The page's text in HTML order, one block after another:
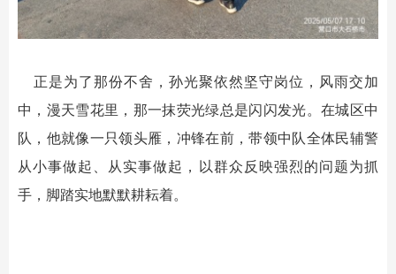
正是为了那份不舍，孙光聚依然坚守岗位，风雨交加
中，漫天雪花里，那一抹荧光绿总是闪闪发光。在城区中
队，他就像一只领头雁，冲锋在前，带领中队全体民辅警
从小事做起、从实事做起，以群众反映强烈的问题为抓
手，脚踏实地默默耕耘着。